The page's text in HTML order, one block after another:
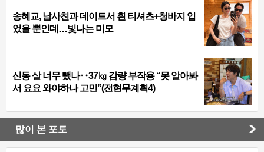
송혜교, 남사친과 데이트서 흰 티셔츠+청바지 입
었을 뿐인데…빛나는 미모
신동 살 너무 뺐나‥37㎏ 감량 부작용 “못 알아봐
서 요요 와야하나 고민”(전현무계획4)
많이 본 포토